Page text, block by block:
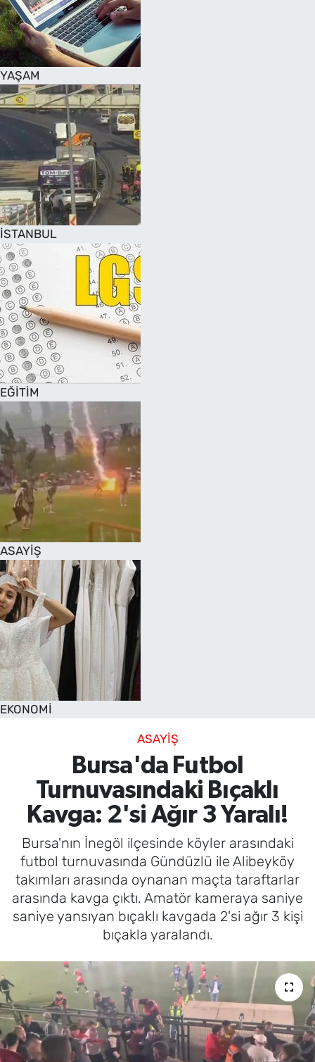
YAŞAM
İSTANBUL
EĞİTİM
ASAYİŞ
EKONOMİ
ASAYİŞ
Bursa'da Futbol
Turnuvasındaki Bıçaklı
Kavga: 2'si Ağır 3 Yaralı!
Bursa'nın İnegöl ilçesinde köyler arasındaki
futbol turnuvasında Gündüzlü ile Alibeyköy
takımları arasında oynanan maçta taraftarlar
arasında kavga çıktı. Amatör kameraya saniye
saniye yansıyan bıçaklı kavgada 2'si ağır 3 kişi
bıçakla yaralandı.
SAĞLIK
TV REHBERİ